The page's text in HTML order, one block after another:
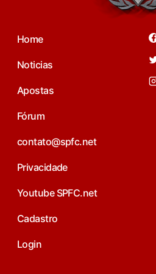
Home
Noticias
Apostas
Fórum
contato@spfc.net
Privacidade
Youtube SPFC.net
Cadastro
Login